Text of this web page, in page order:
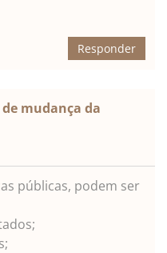
Responder
mudança da
públicas, podem ser